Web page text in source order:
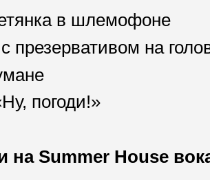
в шлемофоне
презервативом на
погоди!»
наSummer House